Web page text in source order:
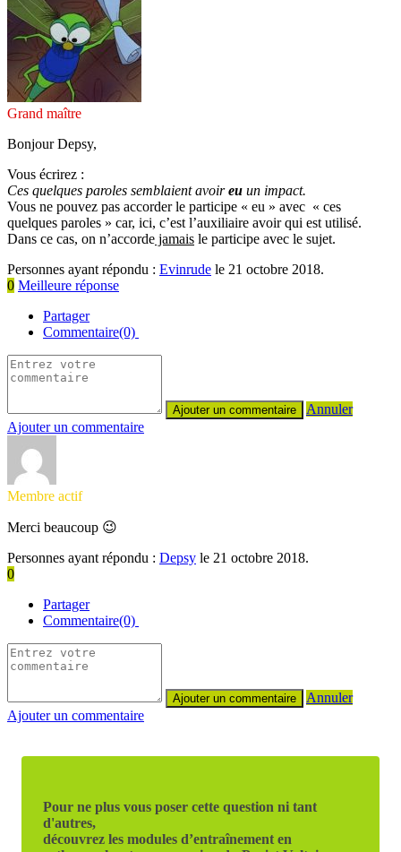
Grand maître
Bonjour Depsy,
Vous écrirez :
Ces quelques paroles semblaient avoireu un impact.
Vous ne pouvez pas accorder le participe « eu » avec « ces
quelques paroles » car, ici, c’est l’auxiliaire avoir qui est utilisé.
Dans ce cas, on n’accorde jamais le participe avec le sujet.
Personnes ayant répondu : Evinrude le 21 octobre 2018.
0 Meilleure réponse
Partager
Commentaire(0)
Annuler
Ajouter un commentaire
Membre actif
Merci beaucoup 😉
Personnes ayant répondu : Depsy le 21 octobre 2018.
0
Partager
Commentaire(0)
Annuler
Ajouter un commentaire
Pour ne plus vous poser cette question ni tant
d'autres,
découvrez les modules d’entraînement en